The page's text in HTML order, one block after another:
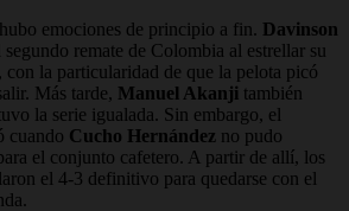
emociones de principio a fin. Davinson
segundo remate de Colombia al estrellar su
con la particularidad de que la pelota picó
Más tarde, Manuel Akanji también
la serie igualada. Sin embargo, el
cuando Cucho Hernández no pudo
el conjunto cafetero. A partir de allí, los
el 4-3 definitivo para quedarse con el